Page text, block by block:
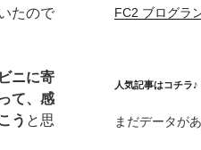
たので
ニに寄
て、感
う と思
FC2 ブログラ
人気記事はコチラ♪
まだデータが